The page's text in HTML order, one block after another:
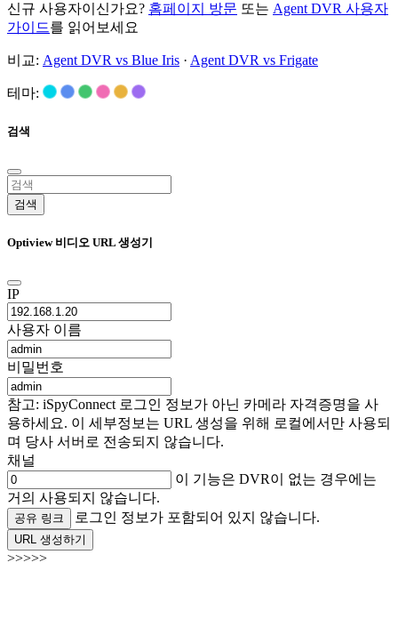
신규 사용자이신가요? 홈페이지 방문 또는 Agent DVR 사용자
가이드를 읽어보세요
비교: Agent DVR vs Blue Iris · Agent DVR vs Frigate
테마:
검색
검색
Optiview 비디오 URL 생성기
IP
사용자 이름
비밀번호
참고: iSpyConnect 로그인 정보가 아닌 카메라 자격증명을 사
용하세요. 이 세부정보는 URL 생성을 위해 로컬에서만 사용되
며 당사 서버로 전송되지 않습니다.
채널
이 기능은 DVR이 없는 경우에는
거의 사용되지 않습니다.
공유 링크 로그인 정보가 포함되어 있지 않습니다.
URL 생성하기
>>>>>